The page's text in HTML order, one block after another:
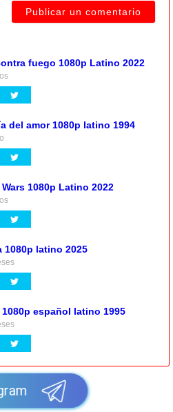
fuego 1080p Latino 2022
del amor 1080p latino 1994
1080p Latino 2022
1080p latino 2025
español latino 1995